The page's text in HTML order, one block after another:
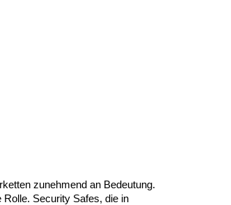
zunehmend an Bedeutung.
Security Safes, die in